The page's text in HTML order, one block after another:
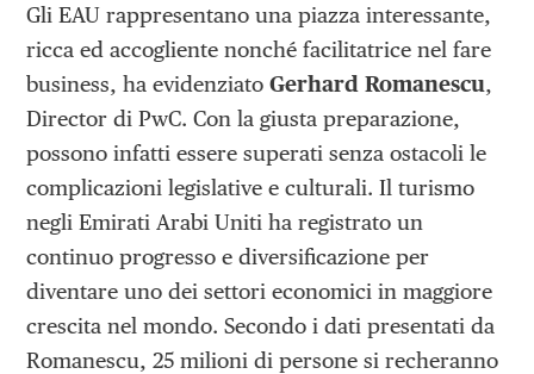
Gli EAU rappresentano una piazza interessante,
ricca ed accogliente nonché facilitatrice nel fare
business, ha evidenziatoGerhard Romanescu,
Director di PwC. Con la giusta preparazione,
possono infatti essere superati senza ostacoli le
complicazioni legislative e culturali. Il turismo
negli Emirati Arabi Uniti ha registrato un
continuo progresso e diversificazione per
diventare uno dei settori economici in maggiore
crescita nel mondo. Secondo i dati presentati da
Romanescu, 25 milioni di persone si recheranno